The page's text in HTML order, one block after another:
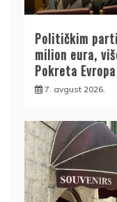
Političkim
milion eura,
Pokreta
7. avgust 2026.